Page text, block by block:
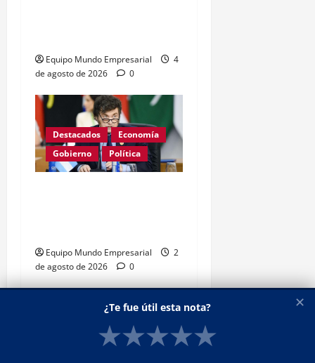
Equipo Mundo Empresarial
4
de agosto de 2026
0
Destacados
Economía
Gobierno
Política
Equipo Mundo Empresarial
2
de agosto de 2026
0
✕
¿Te fue útil esta nota?
★★★★★